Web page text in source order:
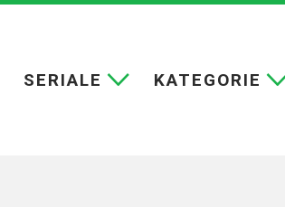
SERIALE KATEGORIE